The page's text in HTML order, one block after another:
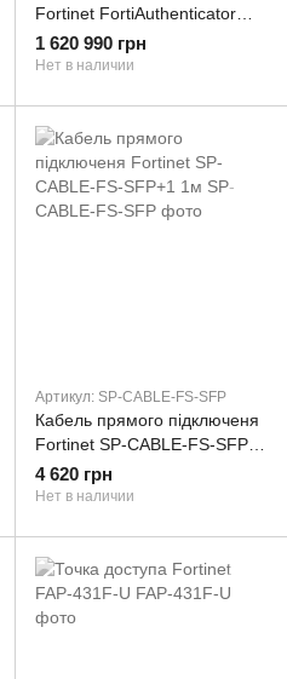
Fortinet FortiAuthenticator
FAC-1000D-EU
1 620 990 грн
Нет в наличии
Артикул: SP-CABLE-FS-SFP
Кабель прямого підключеня
Fortinet SP-CABLE-FS-SFP+1
1м
4 620 грн
Нет в наличии